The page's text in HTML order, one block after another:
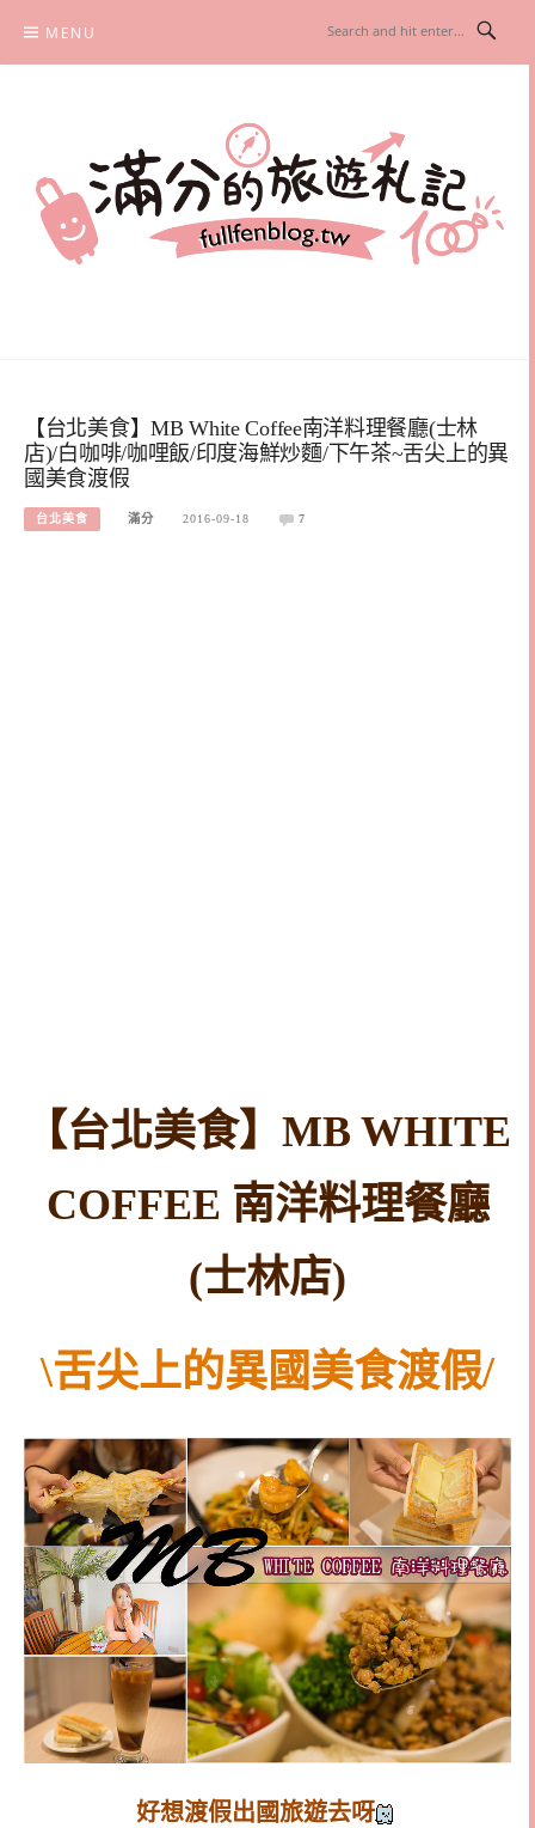
content
MENU
【台北美食】MB White Coffee南洋料理餐廳(士林
店)/白咖啡/咖哩飯/印度海鮮炒麵/下午茶~舌尖上的異
國美食渡假
台北美食 滿分 2016-09-18 7
【台北美食】MB WHITE
COFFEE 南洋料理餐廳
(士林店)
\舌尖上的異國美食渡假/
好想渡假出國旅遊去呀